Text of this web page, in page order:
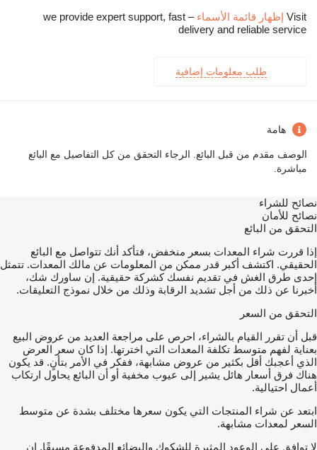
Visit إظهار قائمة الأسماء
– we provide expert support, fast
delivery and reliable service
طلب معلومات إضافية
هامة
الوصف مقدم من قبل البائع. الرجاء التحقق من كل التفاصيل مع البائع
مباشرة.
نصائح للشراء
نصائح للأمان
التحقق من البائع
إذا قررت شراء المعدات بسعر منخفض، فتأكد أنك تتواصل مع البائع
الحقيقي. اكتشف أكبر قدر ممكن من المعلومات عن مالك المعدات. تتمثل
إحدى طرق الغش في تقديم نفسك كشركة حقيقية. إن ساورك شك،
أخبرنا عن ذلك من أجل تشديد الرقابة وذلك من خلال نموذج التعليقات.
التحقق من السعر
قبل أن تقرر القيام بالشراء، احرص على مراجعة العديد من عروض البيع
بعناية لفهم متوسط تكلفة المعدات التي اخترتها. إذا كان سعر العرض
الذي أعجبك أقل بكثير من عروض مشابهة، ففكر في الأمر بتأنٍ. قد يكون
هناك فرق أسعار هائل يشير إلى عيوب مخفية أو أن البائع يحاول ارتكاب
أعمال احتيالية.
ابتعد عن شراء المنتجات التي يكون سعرها مختلف بشدة عن متوسط
السعر لمعدات مشابهة.
لا توافق على الوعود المثيرة للشكوك والبضائع المدفوعة مسبقًا. إن